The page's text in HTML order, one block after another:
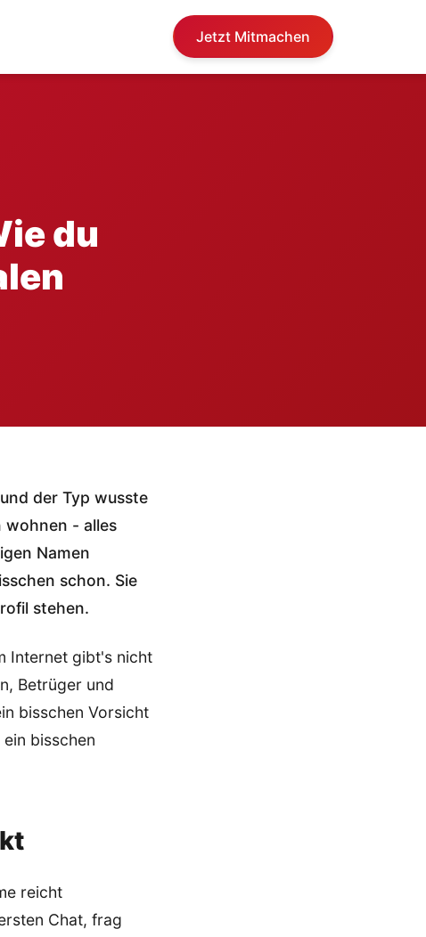
Jetzt Mitmachen
du
der Typ wusste
wohnen - alles
Namen
schon. Sie
stehen.
Internet gibt's nicht
Betrüger und
bisschen Vorsicht
bisschen
reicht
Chat, frag